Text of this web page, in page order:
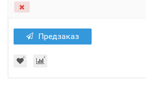
Предзаказ